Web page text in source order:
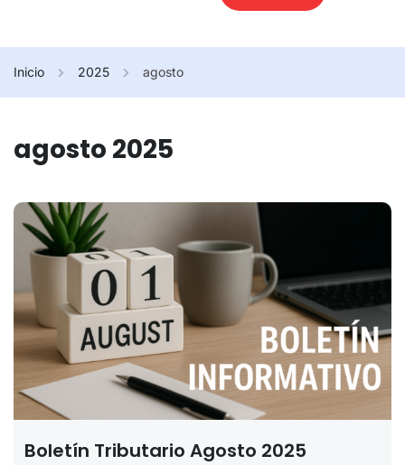
Inicio 2025 agosto
agosto 2025
Boletín Tributario Agosto 2025